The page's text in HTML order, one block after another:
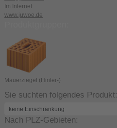
Im Internet:
www.juwoe.de
Mauerziegel (Hinter-)
Sie suchten folgendes Produkt:
Nach PLZ-Gebieten: